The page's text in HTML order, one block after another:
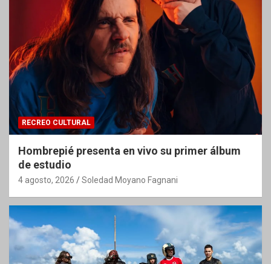
RECREO CULTURAL
Hombrepié presenta en vivo su primer álbum
de estudio
4 agosto, 2026 Soledad Moyano Fagnani